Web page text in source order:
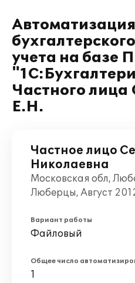
Автоматизация
учета на базе
Частного
Е.Н.
Частное лицо
Николаевна
Московская обл,
Люберцы, Август
Вариант работы
Файловый
Общее число
1